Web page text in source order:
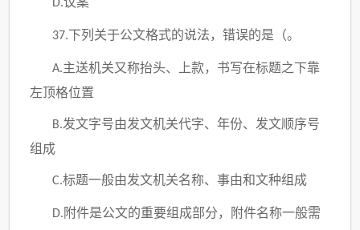
D.
37.下列关于公文格式的说法，错误的是（。
A.主送机关又称抬头、上款，书写在标题之下靠
左顶格位置
B.发文字号由发文机关代字、年份、发文顺序号
组成
C.标题一般由发文机关名称、事由和文种组成
D. 附件是公文的重要组成部分，附件名称一般需